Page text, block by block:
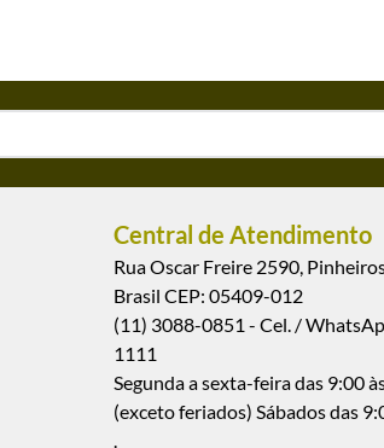
Central de Atendimento
Rua Oscar Freire 2590,
Brasil CEP: 05409-012
(11) 3088-0851 - Cel. /
1111
Segunda a sexta-feira das 9:00
(exceto feriados) Sábados das
.